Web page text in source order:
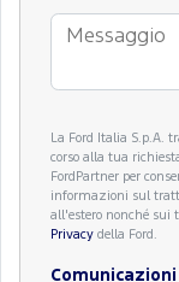
La Ford Italia S.p.A.
corso alla tua
FordPartner per
informazioni sul
all'estero nonché sui
Privacy della Ford.